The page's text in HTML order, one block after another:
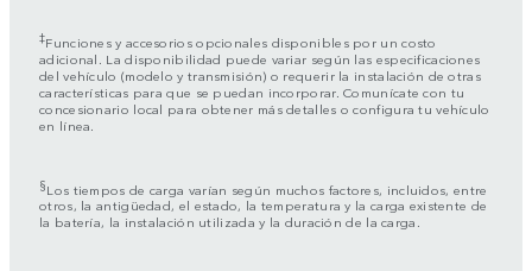
‡Funciones y accesorios opcionales disponibles por un costo
adicional. La disponibilidad puede variar según las especificaciones
del vehículo (modelo y transmisión) o requerir la instalación de otras
características para que se puedan incorporar. Comunícate con tu
concesionario local para obtener más detalles o configura tu vehículo
en línea.
§Los tiempos de carga varían según muchos factores, incluidos, entre
otros, la antigüedad, el estado, la temperatura y la carga existente de
la batería, la instalación utilizada y la duración de la carga.